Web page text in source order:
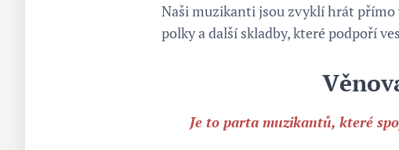
Naši muzikanti jsou zvyklí hrát přímo
polky a další skladby, které podpoří
Je to parta muzikantů, které